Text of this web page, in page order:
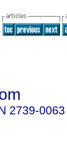
2739-0063